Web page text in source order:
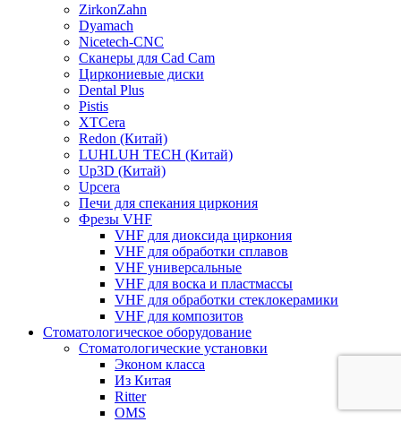
ZirkonZahn
Dyamach
Nicetech-CNC
Сканеры для Cad Cam
Циркониевые диски
Dental Plus
Pistis
XTCera
Redon (Китай)
LUHLUH TECH (Китай)
Up3D (Китай)
Upcera
Печи для спекания циркония
Фрезы VHF
VHF для диоксида циркония
VHF для обработки сплавов
VHF универсальные
VHF для воска и пластмассы
VHF для обработки стеклокерамики
VHF для композитов
Стоматологическое оборудование
Стоматологические установки
Эконом класса
Из Китая
Ritter
OMS